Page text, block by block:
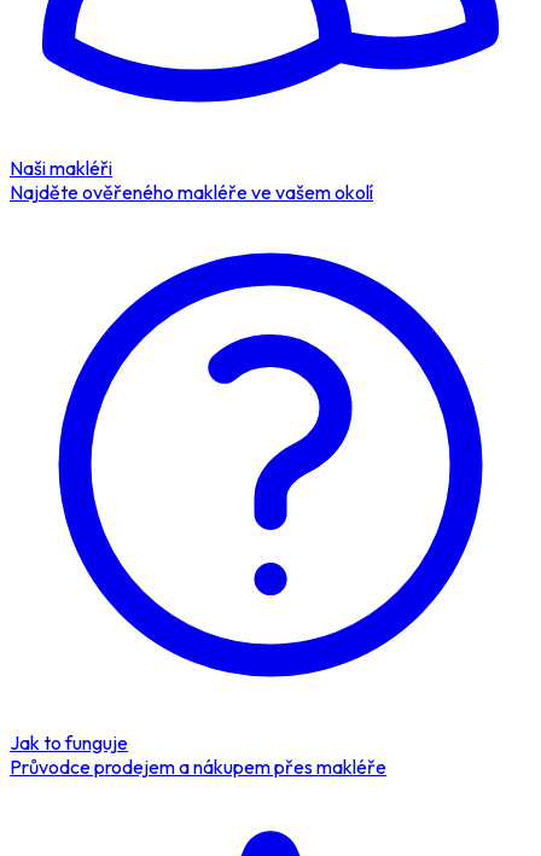
Naši makléři
Najděte ověřeného makléře ve vašem okolí
Jak to funguje
Průvodce prodejem a nákupem přes makléře